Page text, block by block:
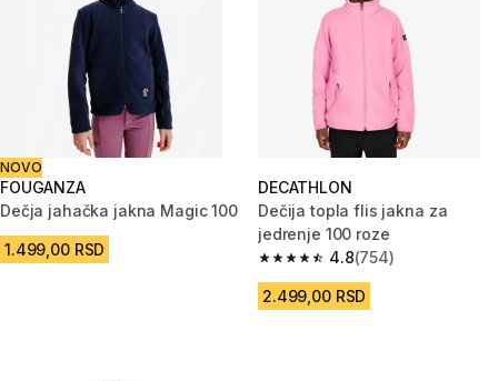
NOVO
FOUGANZA
Dečja jahačka jakna Magic 100
1.499,00 RSD
DECATHLON
Dečija topla flis jakna za
jedrenje 100 roze
4.8
4.8 od 5 zvezdica from 754
(754)
2.499,00 RSD